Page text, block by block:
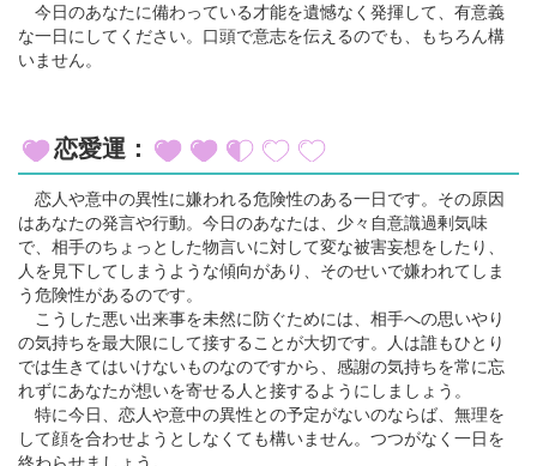
今日のあなたに備わっている才能を遺憾なく発揮して、有意義
な一日にしてください。口頭で意志を伝えるのでも、もちろん構
いません。
恋愛運：
恋人や意中の異性に嫌われる危険性のある一日です。その原因
はあなたの発言や行動。今日のあなたは、少々自意識過剰気味
で、相手のちょっとした物言いに対して変な被害妄想をしたり、
人を見下してしまうような傾向があり、そのせいで嫌われてしま
う危険性があるのです。
こうした悪い出来事を未然に防ぐためには、相手への思いやり
の気持ちを最大限にして接することが大切です。人は誰もひとり
では生きてはいけないものなのですから、感謝の気持ちを常に忘
れずにあなたが想いを寄せる人と接するようにしましょう。
特に今日、恋人や意中の異性との予定がないのならば、無理を
して顔を合わせようとしなくても構いません。つつがなく一日を
終わらせましょう。